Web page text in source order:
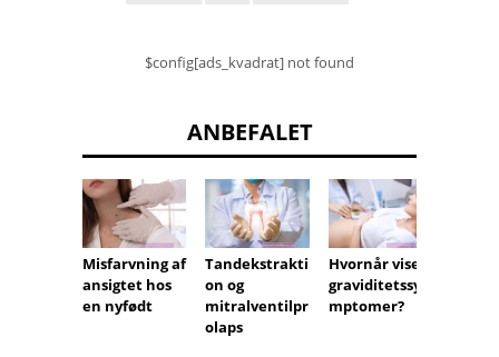
$config[ads_kvadrat] not found
ANBEFALET
Misfarvning af
ansigtet hos
en nyfødt
Tandekstrakti
on og
mitralventilpr
olaps
Hvornår vises
graviditetssy
mptomer?